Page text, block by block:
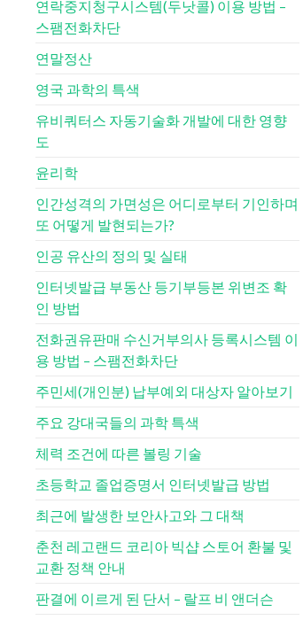
연락중지청구시스템(두낫콜) 이용 방법 –
스팸전화차단
연말정산
영국 과학의 특색
유비쿼터스 자동기술화 개발에 대한 영향
도
윤리학
인간성격의 가면성은 어디로부터 기인하며
또 어떻게 발현되는가?
인공 유산의 정의 및 실태
인터넷발급 부동산 등기부등본 위변조 확
인 방법
전화권유판매 수신거부의사 등록시스템 이
용 방법 – 스팸전화차단
주민세(개인분) 납부예외 대상자 알아보기
주요 강대국들의 과학 특색
체력 조건에 따른 볼링 기술
초등학교 졸업증명서 인터넷발급 방법
최근에 발생한 보안사고와 그 대책
춘천 레고랜드 코리아 빅샵 스토어 환불 및
교환 정책 안내
판결에 이르게 된 단서 – 랄프 비 앤더슨